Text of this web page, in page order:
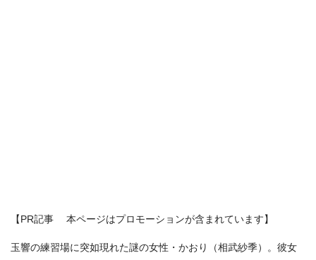
【PR記事 本ページはプロモーションが含まれています】
玉響の練習場に突如現れた謎の女性・かおり（相武紗季）。彼女